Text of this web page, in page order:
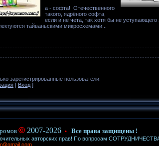
а - софта! Отечественного
такого, ядрёного софта,
если и не чета, так хотя бы не уступающего
тайваньскими микросхемами...
зарегистрированные пользователи.
| Вход ]
© 2007-2026 • Все права защищены !
авторских прав! По вопросам СОТРУДНИЧЕСТВА